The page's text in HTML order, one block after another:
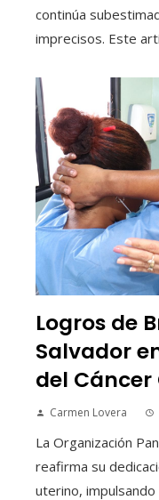
continúa
imprecisos. Este
Logros de
Salvador
del
Carmen Lovera
La Organización
reafirma su
uterino,